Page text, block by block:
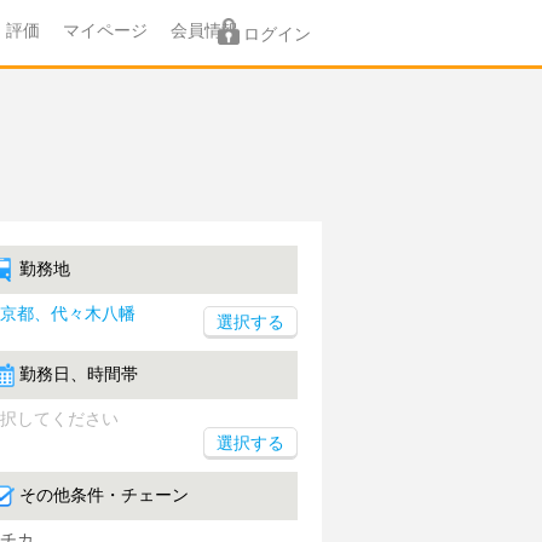
評価 マイページ 会員情報 ログイン
勤務地
都、代々木八幡
勤務日、時間帯
してください
選択する
その他条件・チェーン